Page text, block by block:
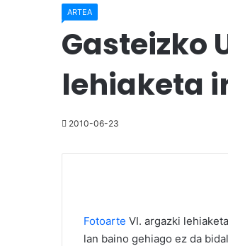
ARTEA
Gasteizko
lehiaketa
2010-06-23
Fotoarte VI. argazki
lan baino gehiago ez da